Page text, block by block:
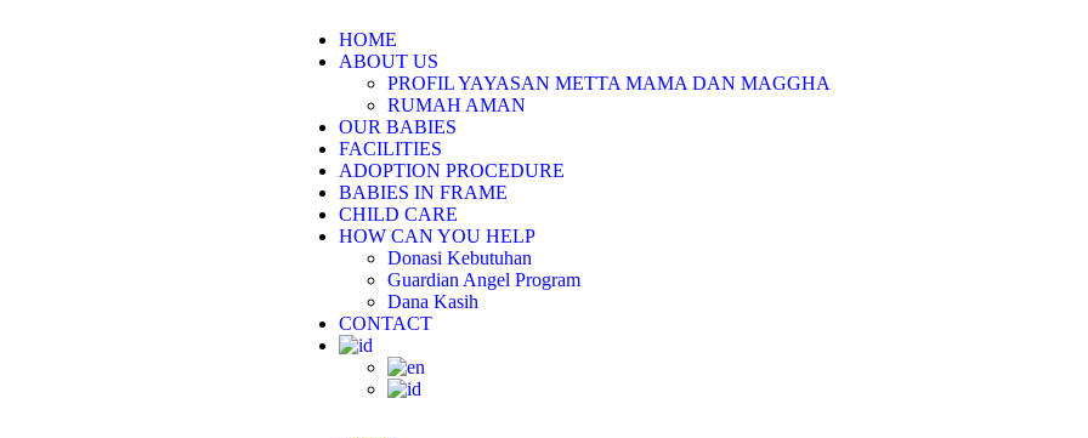
HOME
ABOUT US
PROFIL YAYASAN METTA MAMA DAN MAGGHA
RUMAH AMAN
OUR BABIES
FACILITIES
ADOPTION PROCEDURE
BABIES IN FRAME
CHILD CARE
HOW CAN YOU HELP
Donasi Kebutuhan
Guardian Angel Program
Dana Kasih
CONTACT